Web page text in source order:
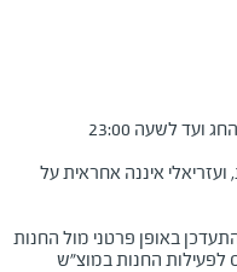
איננה אחראית על
באופן פרטני מול החנות
לפעילות החנות במוצ"ש